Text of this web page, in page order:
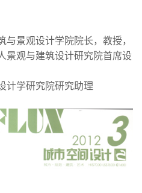
景观设计学院院长，教授，
景观与建筑设计研究院首席设
计学研究院研究助理